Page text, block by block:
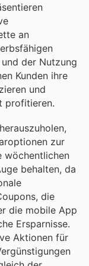
an
der Nutzung
Kunden ihre
und
profitieren.
zur
wöchentlichen
behalten, da
die
die mobile App
Ersparnisse.
Aktionen für